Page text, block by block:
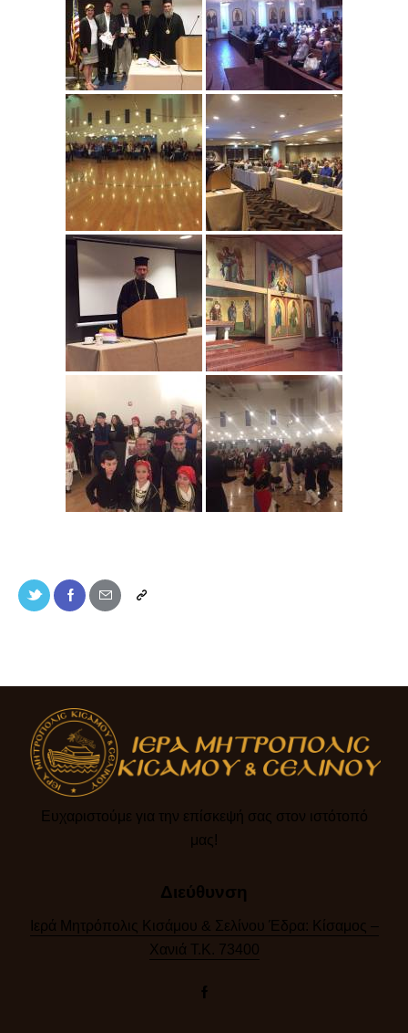
Ευχαριστούμε για την επίσκεψή σας στον ιστότοπό
μας!​
Διεύθυνση
Ιερά Μητρόπολις Κισάμου & Σελίνου Έδρα: Κίσαμος –
Χανιά Τ.Κ. 73400